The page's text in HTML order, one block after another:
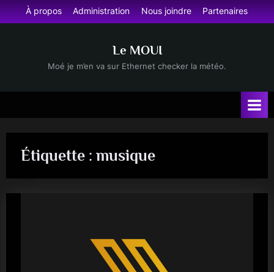
Skip
to
À propos Administration Nous joindre Partenaires
Le MOUI
Moé je m’en va sur Ethernet checker la météo.
Étiquette : musique